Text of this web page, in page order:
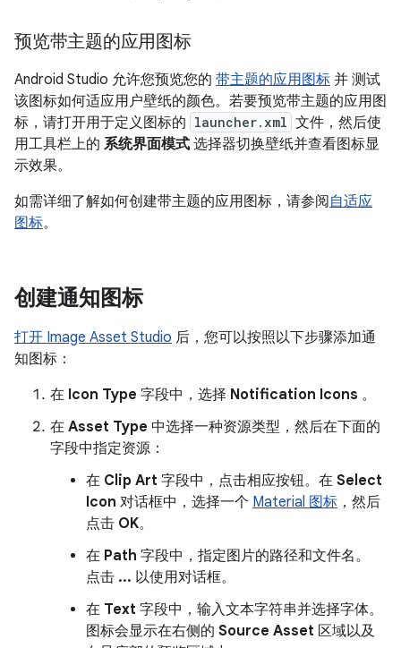
预览带主题的应用图标
Android Studio 允许您预览您的 带主题的应用图标 并 测试
该图标如何适应用户壁纸的颜色。若要预览带主题的应用图
标，请打开用于定义图标的 launcher.xml 文件，然后使
用工具栏上的 系统界面模式 选择器切换壁纸并查看图标显
示效果。
如需详细了解如何创建带主题的应用图标，请参阅自适应
图标。
创建通知图标
打开 Image Asset Studio 后，您可以按照以下步骤添加通
知图标：
在 Icon Type 字段中，选择 Notification Icons 。
在 Asset Type 中选择一种资源类型，然后在下面的
字段中指定资源：
在 Clip Art 字段中，点击相应按钮。在 Select
Icon 对话框中，选择一个 Material 图标 ，然后
点击 OK。
在 Path 字段中，指定图片的路径和文件名。
点击 ... 以使用对话框。
在 Text 字段中，输入文本字符串并选择字体。
图标会显示在右侧的 Source Asset 区域以及